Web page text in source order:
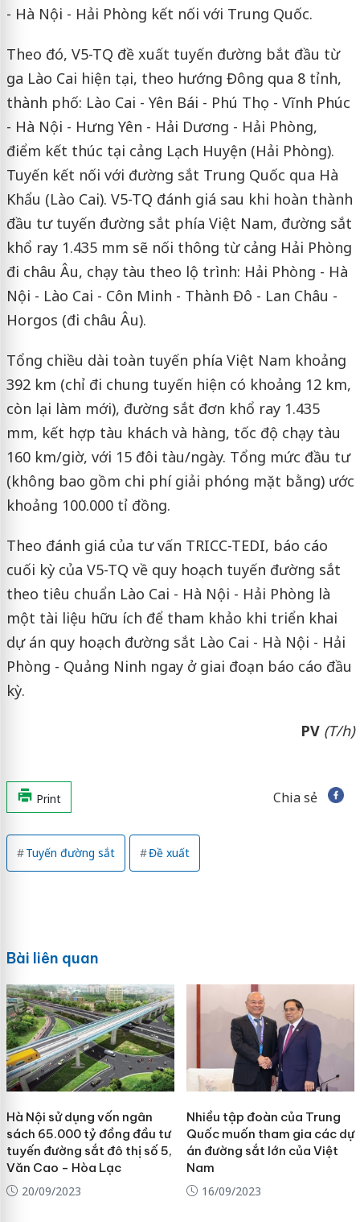
- Hà Nội - Hải Phòng kết nối với Trung Quốc.
Theo đó, V5-TQ đề xuất tuyến đường bắt đầu từ
ga Lào Cai hiện tại, theo hướng Đông qua 8 tỉnh,
thành phố: Lào Cai - Yên Bái - Phú Thọ - Vĩnh Phúc
- Hà Nội - Hưng Yên - Hải Dương - Hải Phòng,
điểm kết thúc tại cảng Lạch Huyện (Hải Phòng).
Tuyến kết nối với đường sắt Trung Quốc qua Hà
Khẩu (Lào Cai). V5-TQ đánh giá sau khi hoàn thành
đầu tư tuyến đường sắt phía Việt Nam, đường sắt
khổ ray 1.435 mm sẽ nối thông từ cảng Hải Phòng
đi châu Âu, chạy tàu theo lộ trình: Hải Phòng - Hà
Nội - Lào Cai - Côn Minh - Thành Đô - Lan Châu -
Horgos (đi châu Âu).
Tổng chiều dài toàn tuyến phía Việt Nam khoảng
392 km (chỉ đi chung tuyến hiện có khoảng 12 km,
còn lại làm mới), đường sắt đơn khổ ray 1.435
mm, kết hợp tàu khách và hàng, tốc độ chạy tàu
160 km/giờ, với 15 đôi tàu/ngày. Tổng mức đầu tư
(không bao gồm chi phí giải phóng mặt bằng) ước
khoảng 100.000 tỉ đồng.
Theo đánh giá của tư vấn TRICC-TEDI, báo cáo
cuối kỳ của V5-TQ về quy hoạch tuyến đường sắt
theo tiêu chuẩn Lào Cai - Hà Nội - Hải Phòng là
một tài liệu hữu ích để tham khảo khi triển khai
dự án quy hoạch đường sắt Lào Cai - Hà Nội - Hải
Phòng - Quảng Ninh ngay ở giai đoạn báo cáo đầu
kỳ.
PV(T/h)
Print Chia sẻ
Tuyến đường sắt Đề xuất
Bài liên quan
Hà Nội sử dụng vốn ngân
sách 65.000 tỷ đồng đầu tư
tuyến đường sắt đô thị số 5,
Văn Cao - Hòa Lạc
20/09/2023
Nhiều tập đoàn của Trung
Quốc muốn tham gia các dự
án đường sắt lớn của Việt
Nam
16/09/2023